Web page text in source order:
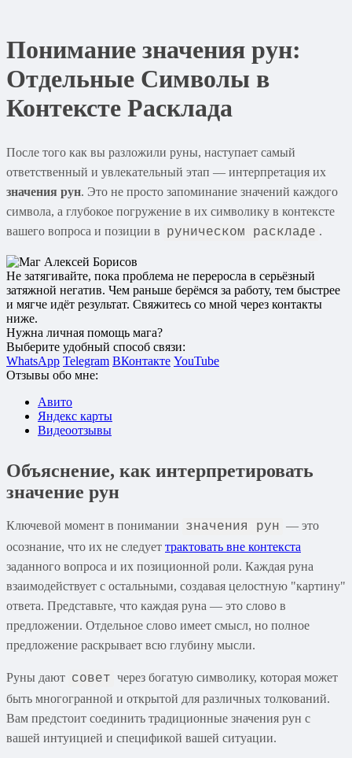
Понимание значения рун:
Отдельные Символы в
Контексте Расклада
После того как вы разложили руны, наступает самый
ответственный и увлекательный этап — интерпретация их
значения рун. Это не просто запоминание значений каждого
символа, а глубокое погружение в их символику в контексте
вашего вопроса и позиции в руническом раскладе .
Не затягивайте, пока проблема не переросла в серьёзный
затяжной негатив. Чем раньше берёмся за работу, тем быстрее
и мягче идёт результат. Свяжитесь со мной через контакты
ниже.
Нужна личная помощь мага?
Выберите удобный способ связи:
WhatsApp Telegram ВКонтакте YouTube
Отзывы обо мне:
Авито
Яндекс карты
Видеоотзывы
Объяснение, как интерпретировать
значение рун
Ключевой момент в понимании значения рун — это
осознание, что их не следует трактовать вне контекста
заданного вопроса и их позиционной роли. Каждая руна
взаимодействует с остальными, создавая целостную "картину"
ответа. Представьте, что каждая руна — это слово в
предложении. Отдельное слово имеет смысл, но полное
предложение раскрывает всю глубину мысли.
Руны дают совет через богатую символику, которая может
быть многогранной и открытой для различных толкований.
Вам предстоит соединить традиционные значения рун с
вашей интуицией и спецификой вашей ситуации.